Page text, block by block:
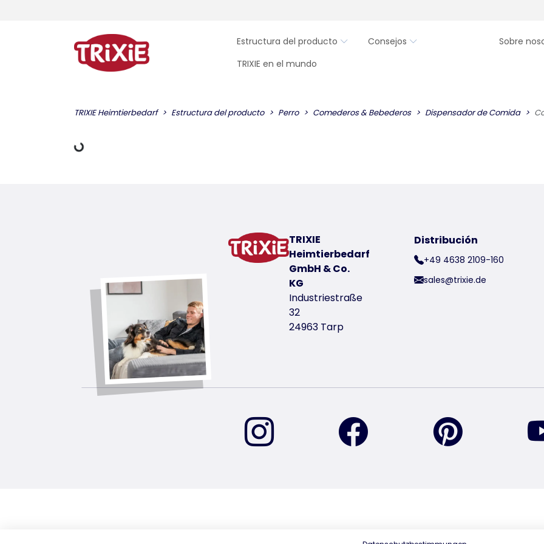
Estructura del producto Consejos
Sobre
TRIXIE en el mundo
TRIXIE Heimtierbedarf Estructura del producto Perro Comederos & Bebederos Dispensador de Comida
datos de carga
TRIXIE
Heimtierbedarf
GmbH & Co.
KG
Industriestraße
32
24963 Tarp
Distribución
+49 4638 2109-160
sales@trixie.de
encuéntranos en Instagramencuéntranos en Facebook